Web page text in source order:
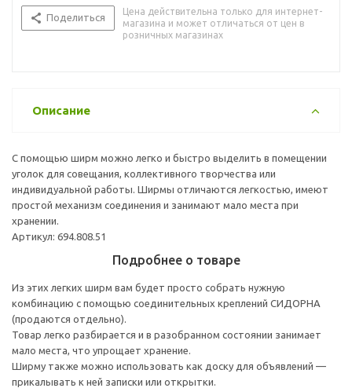
Поделиться
Цена действительна только для интернет-
магазина и может отличаться от цен в
розничных магазинах
Описание
С помощью ширм можно легко и быстро выделить в помещении
уголок для совещания, коллективного творчества или
индивидуальной работы. Ширмы отличаются легкостью, имеют
простой механизм соединения и занимают мало места при
хранении.
Артикул: 694.808.51
Подробнее о товаре
Из этих легких ширм вам будет просто собрать нужную
комбинацию с помощью соединительных креплений СИДОРНА
(продаются отдельно).
Товар легко разбирается и в разобранном состоянии занимает
мало места, что упрощает хранение.
Ширму также можно использовать как доску для объявлений —
прикалывать к ней записки или открытки.